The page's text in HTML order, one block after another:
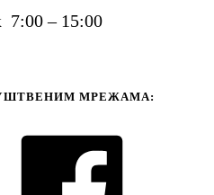
7:00 – 15:00
МРЕЖАМА: